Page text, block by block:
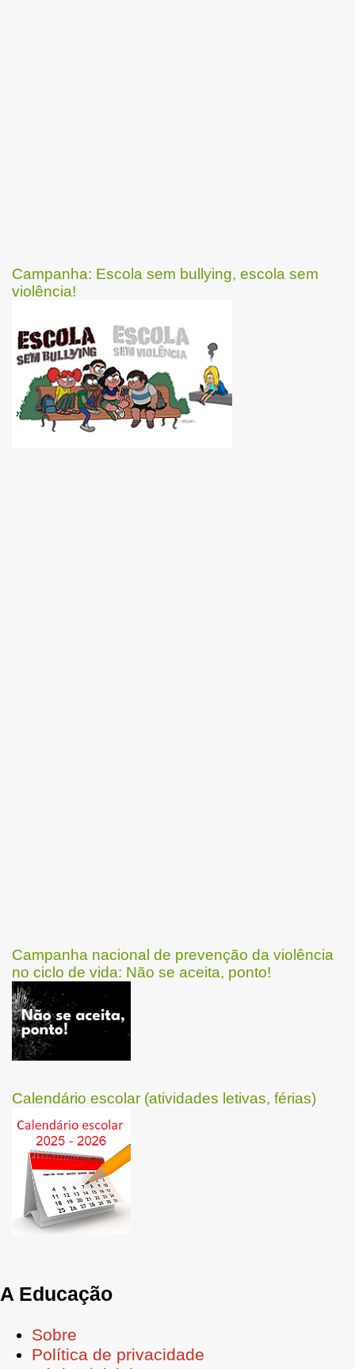
Campanha: Escola sem bullying, escola sem
violência!
Campanha nacional de prevenção da violência
no ciclo de vida: Não se aceita, ponto!
Calendário escolar (atividades letivas, férias)
A Educação
Sobre
Política de privacidade